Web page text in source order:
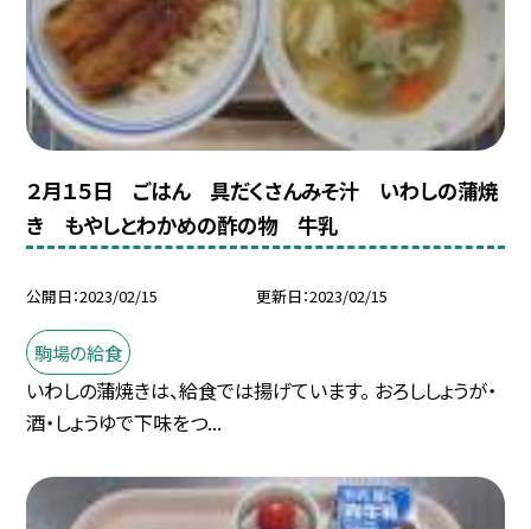
２月１５日 ごはん 具だくさんみそ汁 いわしの蒲焼
き もやしとわかめの酢の物 牛乳
公開日 2023/02/15 更新日 2023/02/15
駒場の給食
いわしの蒲焼きは、給食では揚げています。 おろししょうが・
酒・しょうゆで下味をつ...